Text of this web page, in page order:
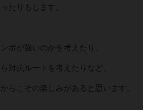
たりもします。
ボが強いのかを考えたり、
対抗ルートを考えたりなど、
らこその楽しみがあると思います。